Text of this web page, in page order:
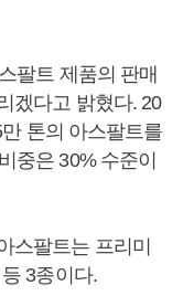
팔트 제품의 판매
겠다고 밝혔다. 20
톤의 아스팔트를
중은 30% 수준이
스팔트는 프리미
3종이다.